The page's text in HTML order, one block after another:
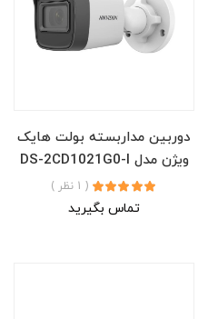
دوربین مداربسته بولت هایک
ویژن مدل DS-2CD1021G0-I
( 1 نظر )
تماس بگیرید